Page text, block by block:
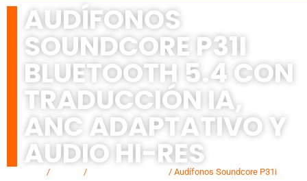
AUDÍFONOS
SOUNDCORE P31I
BLUETOOTH 5.4 CON
TRADUCCIÓN IA,
ANC ADAPTATIVO Y
AUDIO HI-RES
/ / / Audífonos Soundcore P31i